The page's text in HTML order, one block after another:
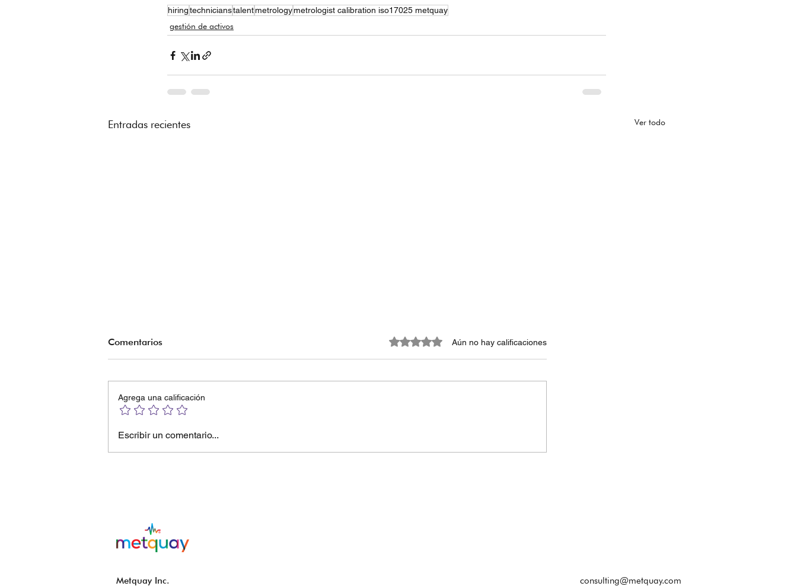
hiringtechnicianstalentmetrologymetrologist calibration iso17025 metquay
gestión de activos
Entradas recientes Ver todo
Impulsando el
Comentarios Obtuvo 0 de 5 estrellas.Aún no hay calificaciones
Agrega una calificación
Escribir un comentario...
Metquay Inc. consulting@metquay.com